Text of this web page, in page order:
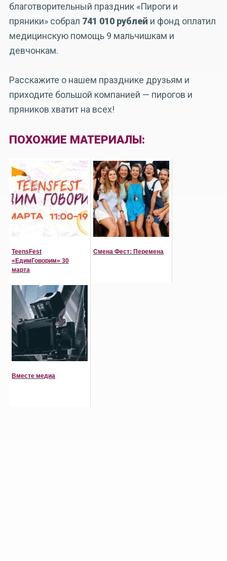
благотворительный праздник «Пироги и
пряники» собрал 741 010 рублей и фонд оплатил
медицинскую помощь 9 мальчишкам и
девчонкам.
Расскажите о нашем празднике друзьям и
приходите большой компанией — пирогов и
пряников хватит на всех!
ПОХОЖИЕ МАТЕРИАЛЫ:
TeensFest
«ЕдимГоворим» 30
марта
Смена Фест: Перемена
Вместе медиа